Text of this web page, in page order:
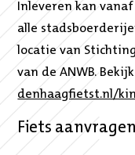
Inleveren kan
alle
locatie van
van de ANWB.
denhaagfietst.nl/
Fiets